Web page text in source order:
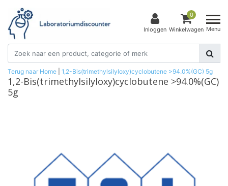
Inloggen
0
Winkelwagen Menu
Terug naar Home 1,2-Bis(trimethylsilyloxy)cyclobutene >94.0%(GC) 5g
1,2-Bis(trimethylsilyloxy)cyclobutene >94.0%(GC)
5g